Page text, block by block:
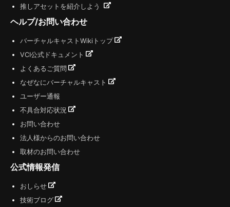
推しアセットを紹介しよう
ヘルプ/お問い合わせ
バーチャルキャストWikiトップ
VCI公式ドキュメント
よくあるご質問
なぜなにバーチャルキャスト
ユーザー通報
不具合対応状況
お問い合わせ
法人様からのお問い合わせ
取材のお問い合わせ
公式情報発信
おしらせ
技術ブログ